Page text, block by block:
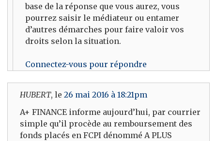
base de la réponse que vous aurez, vous
pourrez saisir le médiateur ou entamer
d’autres démarches pour faire valoir vos
droits selon la situation.
Connectez-vous pour répondre
HUBERT, le 26 mai 2016 à 18:21pm
A+ FINANCE informe aujourd’hui, par courrier
simple qu’il procède au remboursement des
fonds placés en FCPI dénommé A PLUS